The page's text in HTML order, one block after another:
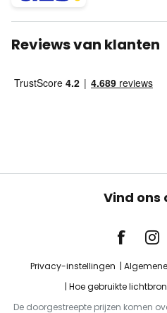
Reviews van klanten
Vind ons
Privacy-instellingen
Hoe gebruikte
De doorgestreepte prijzen komen